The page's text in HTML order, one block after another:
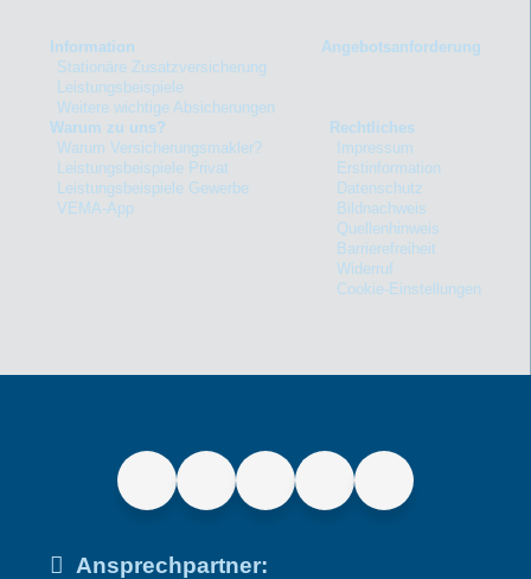
Information
Stationäre Zusatzversicherung
Leistungsbeispiele
Weitere wichtige Absicherungen
Angebotsanforderung
Warum zu uns?
Warum Versicherungsmakler?
Leistungsbeispiele Privat
Leistungsbeispiele Gewerbe
VEMA-App
Rechtliches
Impressum
Erstinformation
Datenschutz
Bildnachweis
Quellenhinweis
Barrierefreiheit
Widerruf
Cookie-Einstellungen
Ansprechpartner: